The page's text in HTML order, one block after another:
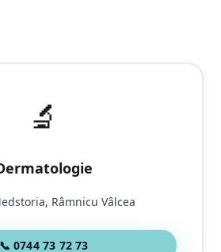
🔬
Râmnicu Vâlcea
📞 0744 73 72 73